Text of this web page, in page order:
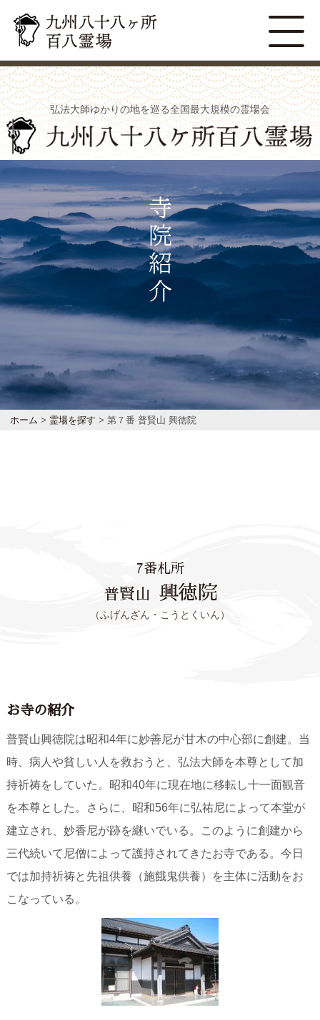
弘法大師ゆかりの地を巡る全国最大規模の霊場会
ホーム > 霊場を探す > 第７番 普賢山 興徳院
7番札所
普賢山 興徳院
（ふげんざん・こうとくいん）
お寺の紹介
普賢山興徳院は昭和4年に妙善尼が甘木の中心部に創建。当
時、病人や貧しい人を救おうと、弘法大師を本尊として加
持祈祷をしていた。昭和40年に現在地に移転し十一面観音
を本尊とした。さらに、昭和56年に弘祐尼によって本堂が
建立され、妙香尼が跡を継いでいる。このように創建から
三代続いて尼僧によって護持されてきたお寺である。今日
では加持祈祷と先祖供養（施餓鬼供養）を主体に活動をお
こなっている。